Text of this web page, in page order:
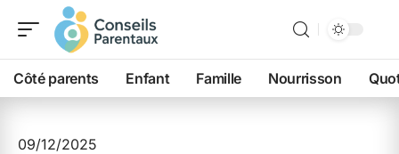
Côté parents Enfant Famille Nourrisson
09/12/2025